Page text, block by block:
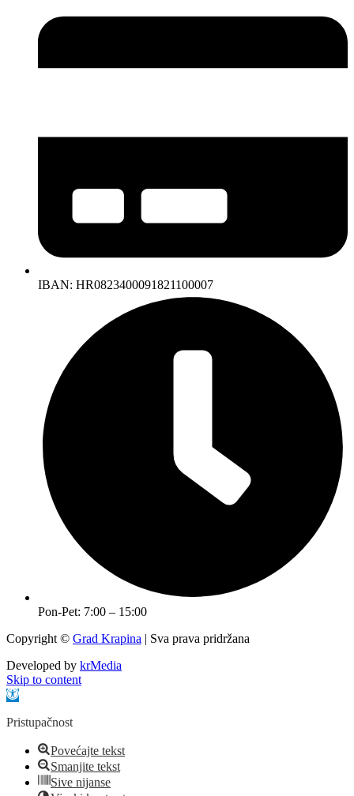
IBAN: HR0823400091821100007
Pon-Pet: 7:00 – 15:00
Copyright © Grad Krapina | Sva prava pridržana
Developed by krMedia
Skip to content
Open toolbar
Pristupačnost
Povećajte tekst
Smanjite tekst
Sive nijanse